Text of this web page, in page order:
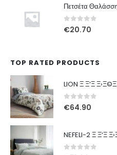
Πετσέτα
0out of 5
€20.70
TOP RATED PRODUCTS
LION Ξ Ξ‘Ξ
0out of 5
€64.90
NEFELI-2 Ξ Ξ‘Ξ